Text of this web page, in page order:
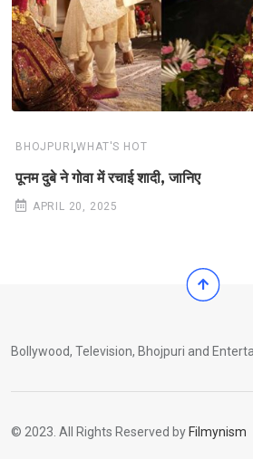
BHOJPURI,WHAT'S HOT
पूनम दुबे ने गोवा में रचाई शादी, जानिए
APRIL 20, 2025
Bollywood, Television, Bhojpuri and
© 2023. All Rights Reserved by Filmynism